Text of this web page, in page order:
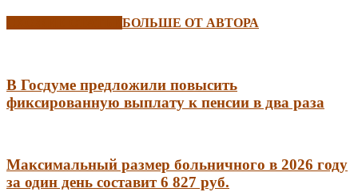
БОЛЬШЕ ОТ АВТОРА
В Госдуме предложили повысить
фиксированную выплату к пенсии в два раза
Максимальный размер больничного в 2026 году
за один день составит 6 827 руб.